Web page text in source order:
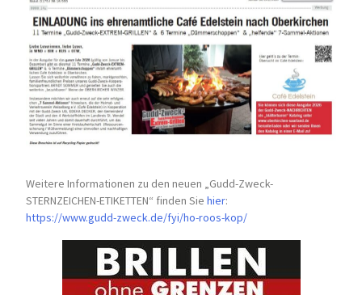
Weitere Informationen zu den neuen „Gudd-Zweck-
STERNZEICHEN-ETIKETTEN“ finden Siehier:
https://www.gudd-zweck.de/fyi/ho-roos-kop/